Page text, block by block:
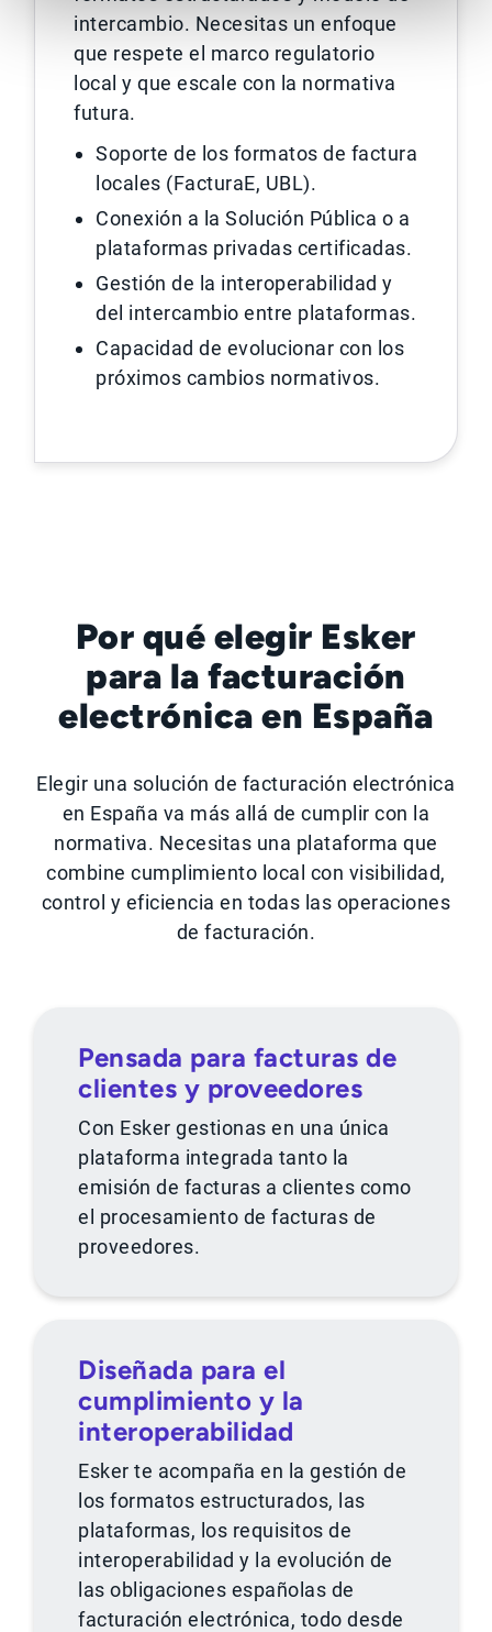
intercambio. Necesitas un enfoque
que respete el marco regulatorio
local y que escale con la normativa
futura.
Soporte de los formatos de factura
locales (FacturaE, UBL).
Conexión a la Solución Pública o a
plataformas privadas certificadas.
Gestión de la interoperabilidad y
del intercambio entre plataformas.
Capacidad de evolucionar con los
próximos cambios normativos.
Por qué elegir Esker
para la facturación
electrónica en España
Elegir una solución de facturación electrónica
en España va más allá de cumplir con la
normativa. Necesitas una plataforma que
combine cumplimiento local con visibilidad,
control y eficiencia en todas las operaciones
de facturación.
Pensada para facturas de
clientes y proveedores
Con Esker gestionas en una única
plataforma integrada tanto la
emisión de facturas a clientes como
el procesamiento de facturas de
proveedores.
Diseñada para el
cumplimiento y la
interoperabilidad
Esker te acompaña en la gestión de
los formatos estructurados, las
plataformas, los requisitos de
interoperabilidad y la evolución de
las obligaciones españolas de
facturación electrónica, todo desde